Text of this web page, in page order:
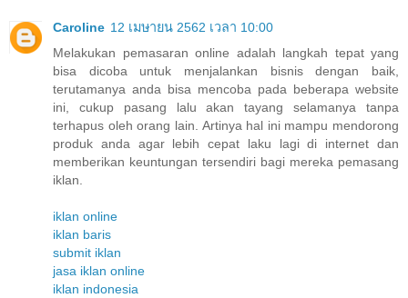
Caroline 12 เมษายน 2562 เวลา 10:00
Melakukan pemasaran online adalah langkah tepat yang
bisa dicoba untuk menjalankan bisnis dengan baik,
terutamanya anda bisa mencoba pada beberapa website
ini, cukup pasang lalu akan tayang selamanya tanpa
terhapus oleh orang lain. Artinya hal ini mampu mendorong
produk anda agar lebih cepat laku lagi di internet dan
memberikan keuntungan tersendiri bagi mereka pemasang
iklan.
iklan online
iklan baris
submit iklan
jasa iklan online
iklan indonesia